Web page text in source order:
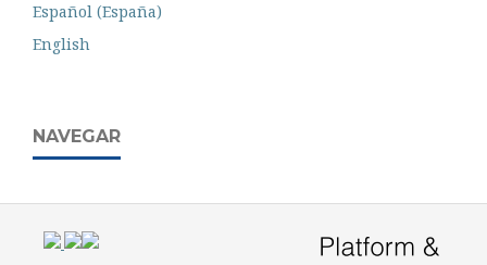
Español (España)
English
NAVEGAR